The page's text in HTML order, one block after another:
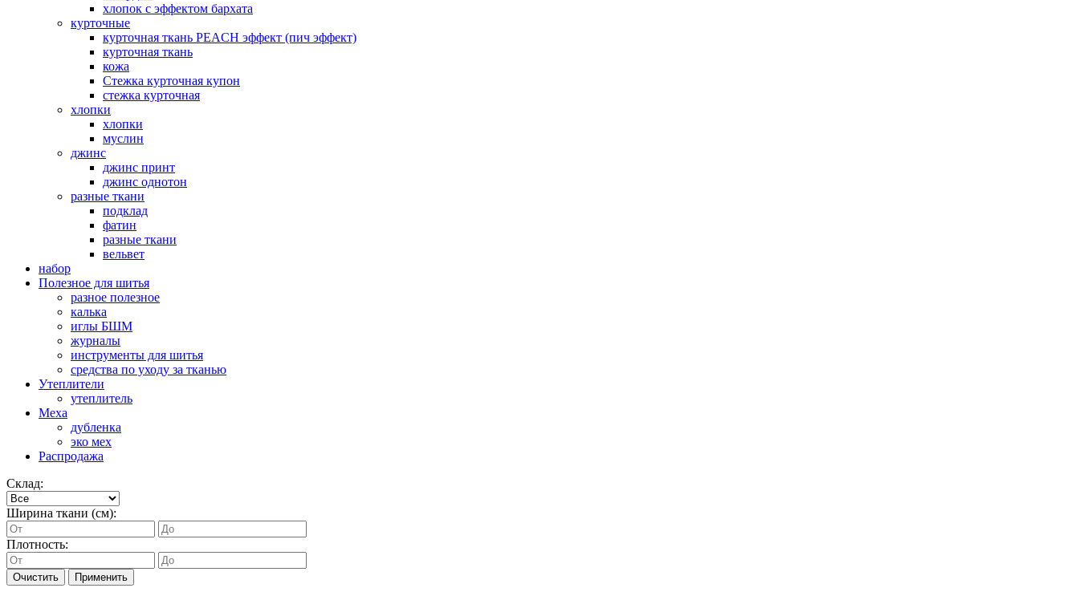
хлопок с эффектом бархата
курточные
курточная ткань PEACH эффект (пич эффект)
курточная ткань
кожа
Стежка курточная купон
стежка курточная
хлопки
хлопки
муслин
джинс
джинс принт
джинс однотон
разные ткани
подклад
фатин
разные ткани
вельвет
набор
Полезное для шитья
разное полезное
калька
иглы БШМ
журналы
инструменты для шитья
средства по уходу за тканью
Утеплители
утеплитель
Меха
дубленка
эко мех
Распродажа
Склад:
Ширина ткани (см):
Плотность:
Очистить Применить